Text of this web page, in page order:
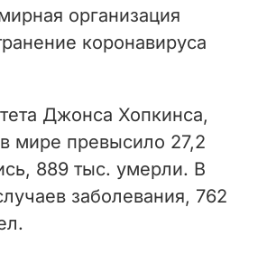
организация
коронавируса
Джонса Хопкинса,
мире превысило 27,2
889 тыс. умерли. В
заболевания, 762